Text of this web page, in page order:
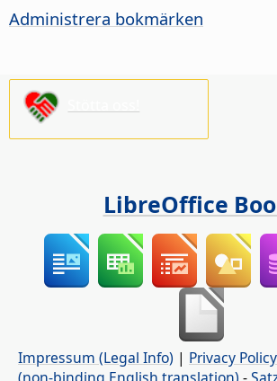
Administrera bokmärken
LibreOffice
Impressum (Legal Info) | Privacy Policy
(non-binding English translation) -